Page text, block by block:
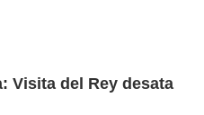
Visita del Rey desata